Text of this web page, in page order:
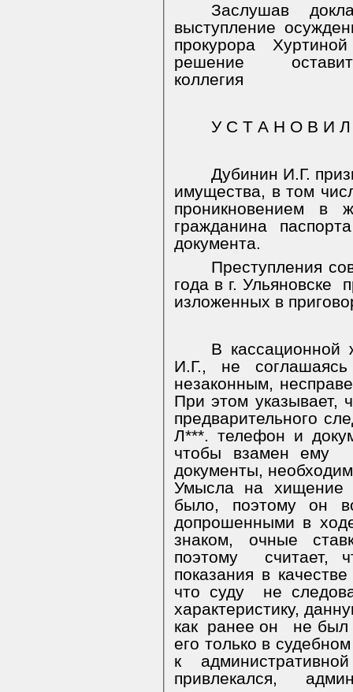
Заслушав
выступление
прокурора
решение
коллегия
У С Т А Н О В И
Дубинин И.Г.
имущества, в том
проникновением в
гражданина
документа.
Преступления
года в г. Ульяновске
изложенных в
В кассационной
И.Г., не
незаконным,
При этом указывает,
предварительного
Л***. телефон и
чтобы взамен ему
документы,
Умысла на хищение
было, поэтому он
допрошенными в
знаком, очные
поэтому
считает,
показания в
что суду
не
характеристику,
как ранее он
не
его только в
к
привлекался,